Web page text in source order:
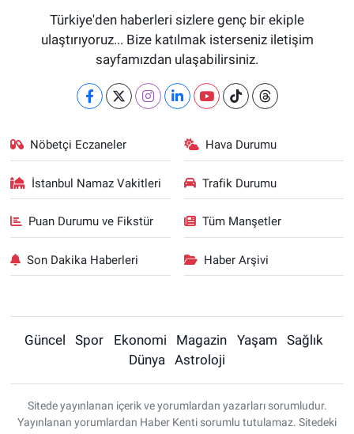
Türkiye'den haberleri sizlere genç bir ekiple
ulaştırıyoruz... Bize katılmak isterseniz iletişim
sayfamızdan ulaşabilirsiniz.
Nöbetçi Eczaneler Hava Durumu
İstanbul Namaz Vakitleri Trafik Durumu
Puan Durumu ve Fikstür Tüm Manşetler
Son Dakika Haberleri Haber Arşivi
Güncel Spor Ekonomi Magazin Yaşam
Sağlık
Dünya
Astroloji
Sitede yayınlanan içerik ve yorumlardan yazarları sorumludur.
Yayınlanan yorumlardan Haber Kenti sorumlu tutulamaz. Sitedeki